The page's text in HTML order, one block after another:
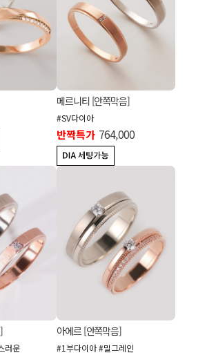
메르니티 [안쪽막음]
#SV다이아
반짝특가 764,000
러운
아에르 [안쪽막음]
#1부다이아 #밀그레인